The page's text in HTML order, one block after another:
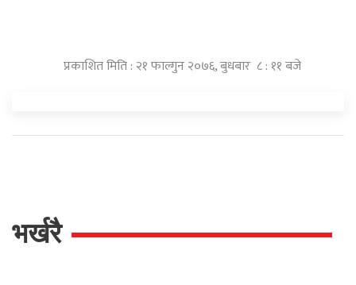
प्रकाशित मिति : २१ फाल्गुन २०७६, बुधबार ८ : ११ बजे
भर्खरै